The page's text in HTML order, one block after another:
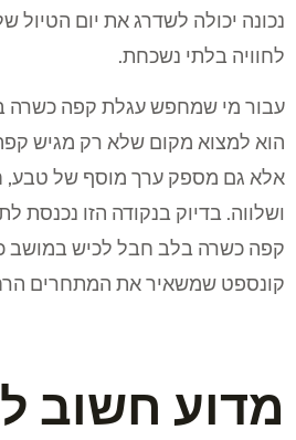
נכונה יכולה לשדרג את יום הטיול
לחוויה בלתי נשכחת.
עבור מי שמחפש עגלת קפה כשרה
הוא למצוא מקום שלא רק מגיש
אלא גם מספק ערך מוסף של טבע,
ושלווה. בדיוק בנקודה הזו נכנסת
קפה כשרה בלב חבל לכיש במושב
קונספט שמשאיר את המתחרים
מדוע חשוב